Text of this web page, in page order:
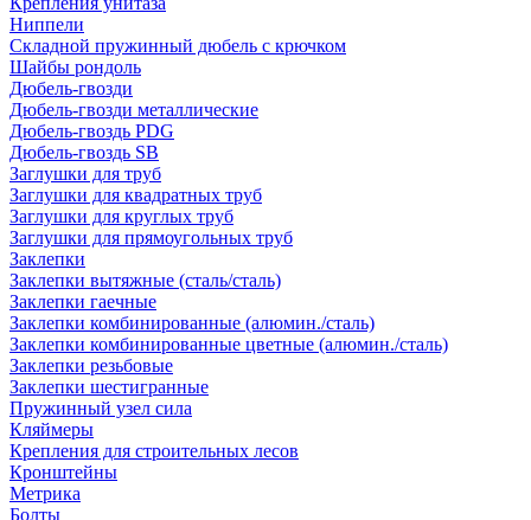
Ниппели
Складной пружинный дюбель с крючком
Шайбы рондоль
Дюбель-гвозди
Дюбель-гвозди металлические
Дюбель-гвоздь PDG
Дюбель-гвоздь SB
Заглушки для труб
Заглушки для квадратных труб
Заглушки для круглых труб
Заглушки для прямоугольных труб
Заклепки
Заклепки вытяжные (сталь/сталь)
Заклепки гаечные
Заклепки комбинированные (алюмин./сталь)
Заклепки комбинированные цветные (алюмин./сталь)
Заклепки резьбовые
Заклепки шестигранные
Пружинный узел сила
Кляймеры
Крепления для строительных лесов
Кронштейны
Метрика
Болты